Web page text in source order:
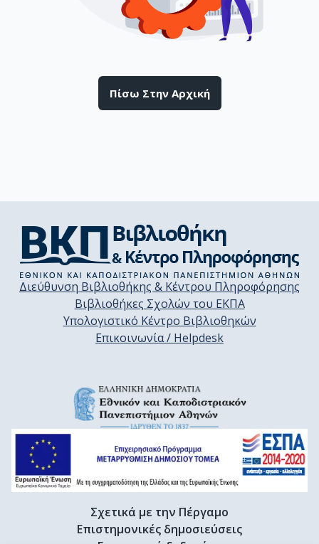
Πίσω Στην Αρχική
Διεύθυνση Βιβλιοθήκης & Κέντρου Πληροφόρησης
Βιβλιοθήκες Σχολών του ΕΚΠΑ
Υπολογιστικό Κέντρο Βιβλιοθηκών
Επικοινωνία / Helpdesk
Σχετικά με την Πέργαμο
Επιστημονικές δημοσιεύσεις